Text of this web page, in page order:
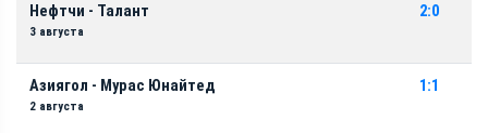
Нефтчи - Талант
3 августа
2:0
Азиягол - Мурас Юнайтед
2 августа
1:1